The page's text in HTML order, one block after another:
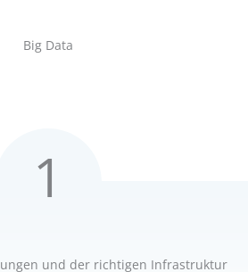
Big Data
1
und der richtigen Infrastruktur